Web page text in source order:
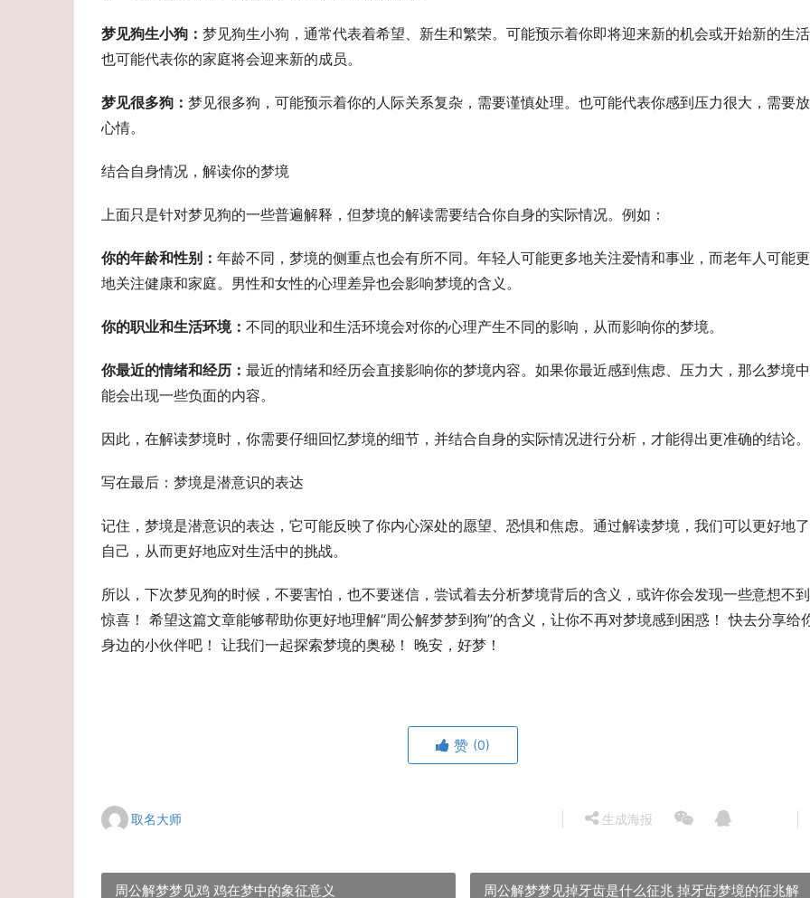
梦见狗生小狗： 梦见狗生小狗，通常代表着希望、新生和繁荣。可能预示着你即将迎来新的机会或开始新的生活
也可能代表你的家庭将会迎来新的成员。
梦见很多狗： 梦见很多狗，可能预示着你的人际关系复杂，需要谨慎处理。也可能代表你感到压力很大，需要
心情。
结合自身情况，解读你的梦境
上面只是针对梦见狗的一些普遍解释，但梦境的解读需要结合你自身的实际情况。例如：
你的年龄和性别： 年龄不同，梦境的侧重点也会有所不同。年轻人可能更多地关注爱情和事业，而老年人可能
地关注健康和家庭。男性和女性的心理差异也会影响梦境的含义。
你的职业和生活环境： 不同的职业和生活环境会对你的心理产生不同的影响，从而影响你的梦境。
你最近的情绪和经历： 最近的情绪和经历会直接影响你的梦境内容。如果你最近感到焦虑、压力大，那么梦境
能会出现一些负面的内容。
因此，在解读梦境时，你需要仔细回忆梦境的细节，并结合自身的实际情况进行分析，才能得出更准确的结论。
写在最后：梦境是潜意识的表达
记住，梦境是潜意识的表达，它可能反映了你内心深处的愿望、恐惧和焦虑。通过解读梦境，我们可以更好地
自己，从而更好地应对生活中的挑战。
所以，下次梦见狗的时候，不要害怕，也不要迷信，尝试着去分析梦境背后的含义，或许你会发现一些意想不
惊喜！ 希望这篇文章能够帮助你更好地理解“周公解梦梦到狗”的含义，让你不再对梦境感到困惑！ 快去分享给
身边的小伙伴吧！ 让我们一起探索梦境的奥秘！ 晚安，好梦！
赞 (0)
取名大师 生成海报
周公解梦梦见鸡 鸡在梦中的象征意义 周公解梦梦见掉牙齿是什么征兆 掉牙齿梦境的征兆解